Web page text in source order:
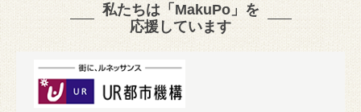
私たちは「MakuPo」を
応援しています